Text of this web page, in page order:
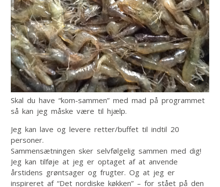
Skal du have “kom-sammen” med mad på programmet
så kan jeg måske være til hjælp.
Jeg kan lave og levere retter/buffet til indtil 20
personer.
Sammensætningen sker selvfølgelig sammen med dig!
Jeg kan tilføje at jeg er optaget af at anvende
årstidens grøntsager og frugter. Og at jeg er
inspireret af “Det nordiske køkken” – for stået på den